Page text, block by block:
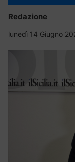
Redazione
lunedì 14 Giugno